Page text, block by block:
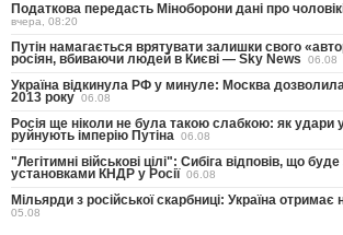
Податкова передасть Міноборони дані про
вчера, 08:20
Путін намагається врятувати залишки свого
росіян, вбиваючи людей в Києві — Sky News 06.08
Україна відкинула РФ у минуле: Москва
2013 року 06.08
Росія ще ніколи не була такою слабкою: як удари
руйнують імперію Путіна 06.08
"Легітимні військові цілі": Сибіга відповів, що
установками КНДР у Росії 06.08
Мільярди з російської скарбниці: Україна
05.08